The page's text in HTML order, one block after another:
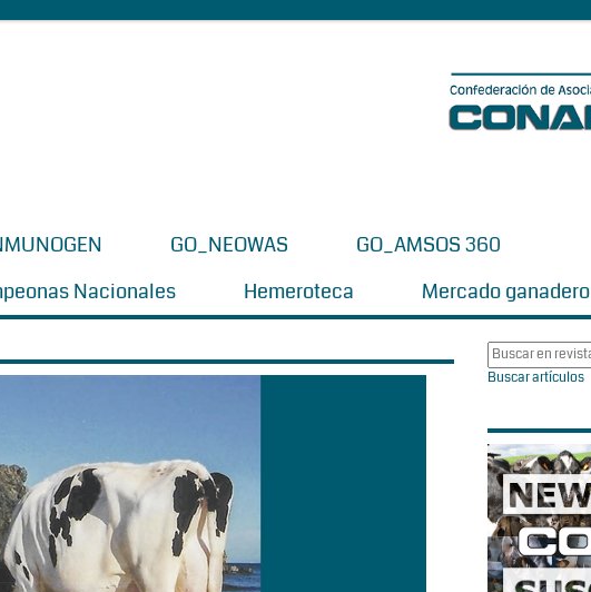
GO_NEOWAS
GO_AMSOS 360
Nacionales Hemeroteca Mercado ganadero
Buscar artículos